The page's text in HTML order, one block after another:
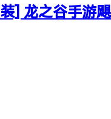
] 龙之谷手游